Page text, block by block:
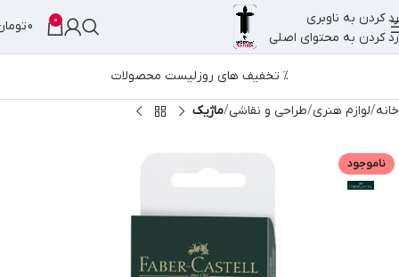
رد کردن به ناوبری
رد کردن به محتوای اصلی
0
0
% تخفیف های روزلیست محصولات
خانه لوازم هنری طراحی و نقاشی ماژیک
ناموجود